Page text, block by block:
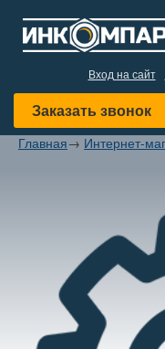
Вход на сайт
Заказать звонок
Главная→ Интернет-